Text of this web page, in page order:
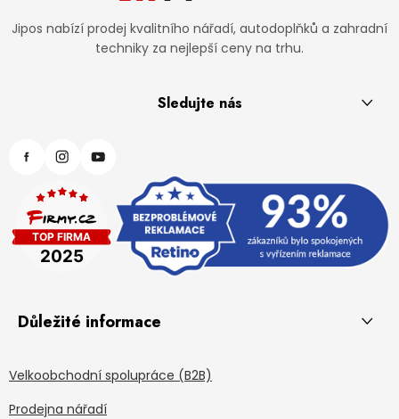
Jipos nabízí prodej kvalitního nářadí, autodoplňků a zahradní
techniky za nejlepší ceny na trhu.
Sledujte nás
Důležité informace
Velkoobchodní spolupráce (B2B)
Prodejna nářadí